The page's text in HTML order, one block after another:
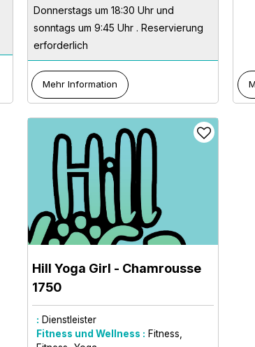
Donnerstags um 18:30 Uhr und
sonntags um 9:45 Uhr . Reservierung
erforderlich
Mehr Information
Hill Yoga Girl - Chamrousse
1750
: Dienstleister
Fitness und Wellness : Fitness